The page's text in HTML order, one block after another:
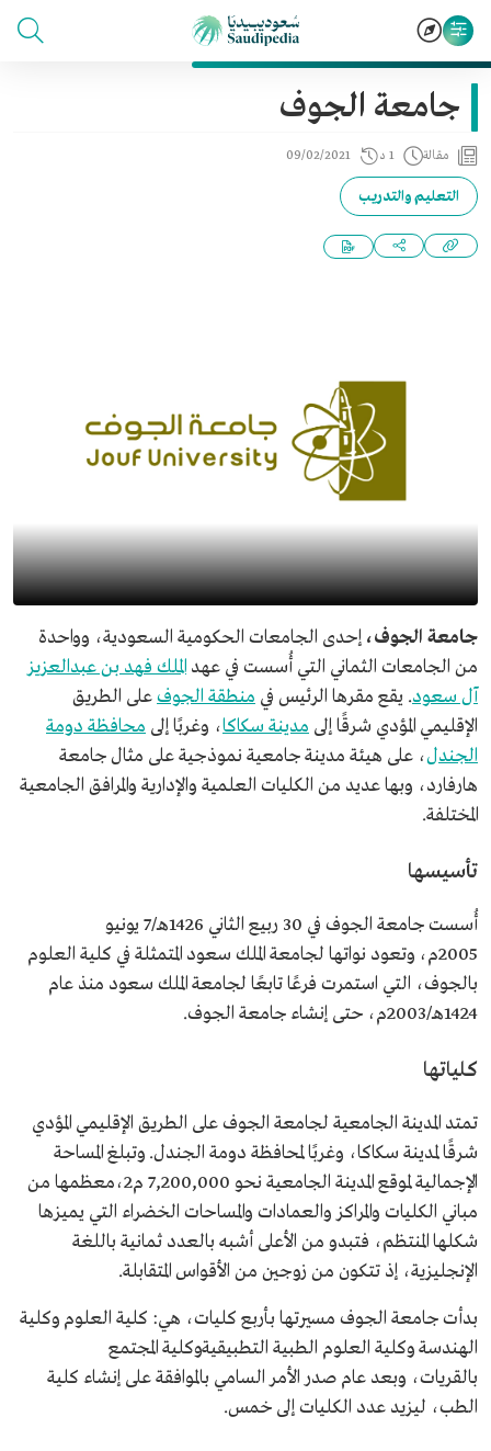
جامعة الجوف
مقالة 1 د 09/02/2021
التعليم والتدريب
جامعة الجوف، إحدى الجامعات الحكومية السعودية، وواحدة
من الجامعات الثماني التي أُسست في عهد الملك فهد بن عبدالعزيز
آل سعود. يقع مقرها الرئيس في منطقة الجوفعلى الطريق
الإقليمي المؤدي شرقًا إلى مدينة سكاكا، وغربًا إلى محافظة دومة
الجندل، على هيئة مدينة جامعية نموذجية على مثال جامعة
هارفارد، وبها عديد من الكليات العلمية والإدارية والمرافق الجامعية
المختلفة.
تأسيسها
أُسست جامعة الجوف في 30 ربيع الثاني 1426هـ/7 يونيو
2005م، وتعود نواتها لجامعة الملك سعود المتمثلة في كلية العلوم
بالجوف، التي استمرت فرعًا تابعًا لجامعة الملك سعود منذ عام
1424هـ/2003م، حتى إنشاء جامعة الجوف.
كلياتها
تمتد المدينة الجامعية لجامعة الجوف على الطريق الإقليمي المؤدي
شرقًا لمدينة سكاكا، وغربًا لمحافظة دومة الجندل. وتبلغ المساحة
الإجمالية لموقع المدينة الجامعية نحو 7,200,000 م2،معظمها من
مباني الكليات والمراكز والعمادات والمساحات الخضراء التي يميزها
شكلها المنتظم، فتبدو من الأعلى أشبه بالعدد ثمانية باللغة
الإنجليزية، إذ تتكون من زوجين من الأقواس المتقابلة.
بدأت جامعة الجوف مسيرتها بأربع كليات، هي: كلية العلوم وكلية
الهندسة وكلية العلوم الطبية التطبيقيةوكلية المجتمع
بالقريات، وبعد عام صدر الأمر السامي بالموافقة على إنشاء كلية
الطب، ليزيد عدد الكليات إلى خمس.